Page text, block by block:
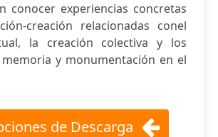
conocer experiencias concretas
creación relacionadas conel
la creación colectiva y los
y monumentación en el
de Descarga